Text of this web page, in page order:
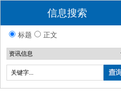
信息搜索
标题 正文